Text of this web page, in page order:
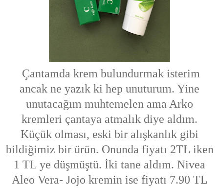
Çantamda krem bulundurmak isterim
ancak ne yazık ki hep unuturum. Yine
unutacağım muhtemelen ama Arko
kremleri çantaya atmalık diye aldım.
Küçük olması, eski bir alışkanlık gibi
bildiğimiz bir ürün. Onunda fiyatı 2TL iken
1 TL ye düşmüştü. İki tane aldım. Nivea
Aleo Vera- Jojo kremin ise fiyatı 7.90 TL